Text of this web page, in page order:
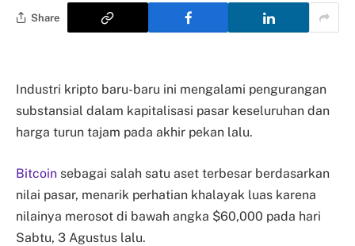
Share
Industri kripto baru-baru ini mengalami pengurangan
substansial dalam kapitalisasi pasar keseluruhan dan
harga turun tajam pada akhir pekan lalu.
Bitcoin sebagai salah satu aset terbesar berdasarkan
nilai pasar, menarik perhatian khalayak luas karena
nilainya merosot di bawah angka $60,000 pada hari
Sabtu, 3 Agustus lalu.